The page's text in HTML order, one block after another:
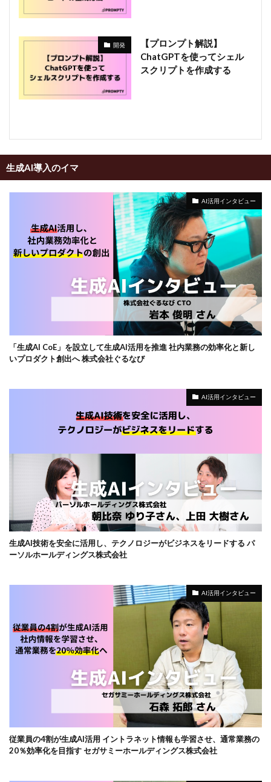
開発
【プロンプト解説】
ChatGPTを使ってシェル
スクリプトを作成する
生成AI導入のイマ
AI活用インタビュー
「生成AI CoE」を設立して生成AI活用を推進 社内業務の効率化と新し
いプロダクト創出へ 株式会社ぐるなび
AI活用インタビュー
生成AI技術を安全に活用し、テクノロジーがビジネスをリードする パ
ーソルホールディングス株式会社
AI活用インタビュー
従業員の4割が生成AI活用 イントラネット情報も学習させ、通常業務の
20％効率化を目指す セガサミーホールディングス株式会社